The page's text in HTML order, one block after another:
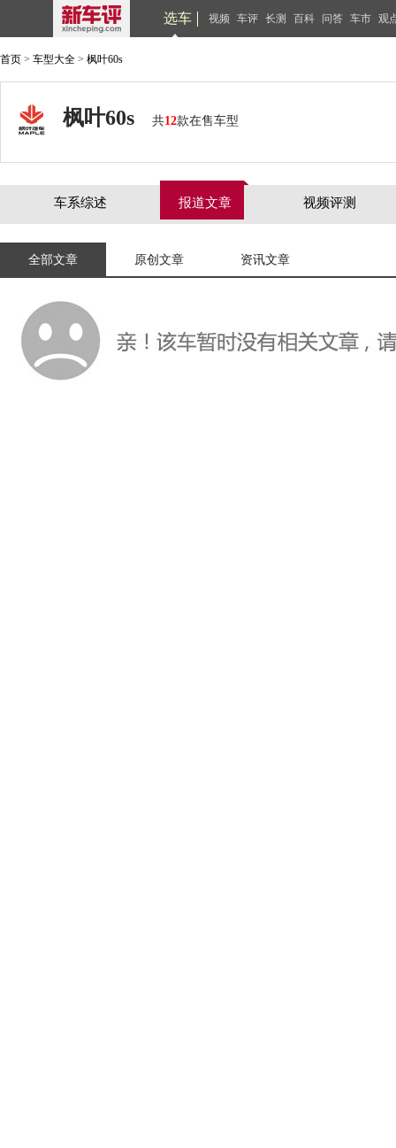
选车 视频 车评 长测 百科 问答 车市 观
首页 > 车型大全 > 枫叶60s
枫叶60s 共12款在售车型
车系综述 报道文章 视频评测
全部文章 原创文章 资讯文章